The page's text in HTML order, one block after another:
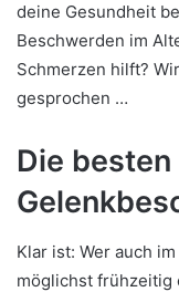
deine Gesundheit
Beschwerden im
Schmerzen hilft?
gesprochen …
Die
Klar ist: Wer auch
möglichst frühzeitig